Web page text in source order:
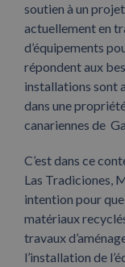
soutien à un
actuellement en
d’équipements
répondent aux
installations sont
dans une
canariennes de
C’est dans ce
Las Tradiciones,
intention pour
matériaux
travaux
l’installation de